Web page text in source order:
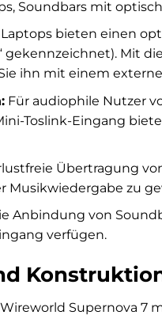
Soundbars mit
bieten einen
gekennzeichnet). Mit
ihn mit einem
Für audiophile Nutzer
Toslink-Eingang
Übertragung
Musikwiedergabe zu
Anbindung von
verfügen.
Supernova 7